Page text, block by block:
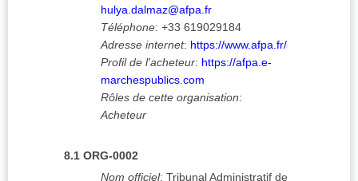
hulya.dalmaz@afpa.fr
Téléphone: +33 619029184
Adresse internet: https://www.afpa.fr/
Profil de l'acheteur: https://afpa.e-
marchespublics.com
Rôles de cette organisation:
Acheteur
8.1 ORG-0002
Nom officiel: Tribunal Administratif de